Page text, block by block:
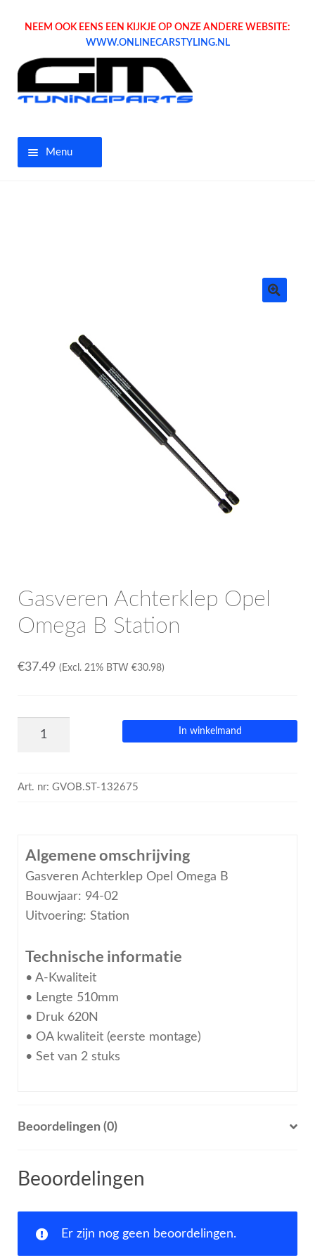
NEEM OOK EENS EEN KIJKJE OP ONZE ANDERE WEBSITE:
WWW.ONLINECARSTYLING.NL
Menu
OPC Line
Bedrijfswagen parts
Gasveren Achterklep Opel
Omega B Station
€37.49 (Excl. 21% BTW €30.98)
In winkelmand
Art. nr: GVOB.ST-132675
Algemene omschrijving
Gasveren Achterklep Opel Omega B
Bouwjaar: 94-02
Uitvoering: Station
Technische informatie
• A-Kwaliteit
• Lengte 510mm
• Druk 620N
• OA kwaliteit (eerste montage)
• Set van 2 stuks
Beoordelingen (0)
Beoordelingen
Er zijn nog geen beoordelingen.